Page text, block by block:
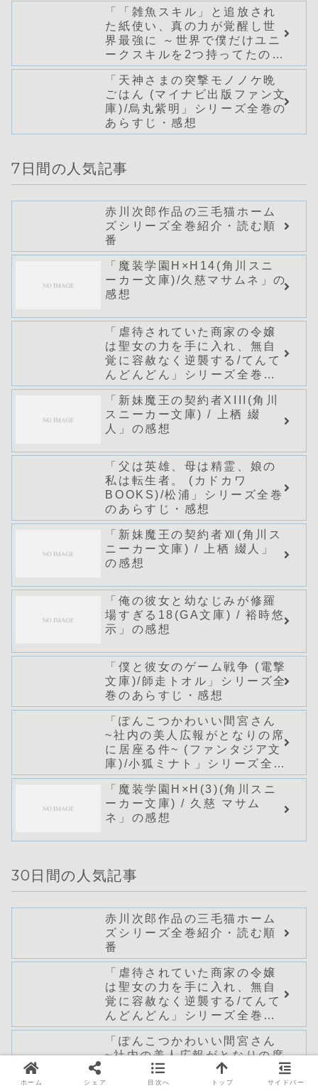
「「雑魚スキル」と追放され
た紙使い、真の力が覚醒し世
界最強に ～世界で僕だけユニ
ークスキルを2つ持ってたので
真の仲間と成り上がる～ (Mノ
ベルス)/桑野和明」シリーズ全
巻のあらすじ・感想
「天神さまの突撃モノノケ晩
ごはん (マイナビ出版ファン文
庫)/烏丸紫明」シリーズ全巻の
あらすじ・感想
7日間の人気記事
赤川次郎作品の三毛猫ホーム
ズシリーズ全巻紹介・読む順
番
「魔装学園H×H14(角川スニ
ーカー文庫)/久慈マサムネ」の
感想
「虐待されていた商家の令嬢
は聖女の力を手に入れ、無自
覚に容赦なく逆襲する/てんて
んどんどん」シリーズ全巻の
あらすじ・感想
「新妹魔王の契約者XIII(角川
スニーカー文庫) / 上栖 綴
人」の感想
「父は英雄、母は精霊、娘の
私は転生者。 (カドカワ
BOOKS)/松浦」シリーズ全巻
のあらすじ・感想
「新妹魔王の契約者Ⅻ(角川ス
ニーカー文庫) / 上栖 綴人」
の感想
「俺の彼女と幼なじみが修羅
場すぎる18(GA文庫) / 裕時悠
示」の感想
「僕と彼女のゲーム戦争 (電撃
文庫)/師走トオル」シリーズ全
巻のあらすじ・感想
「ぽんこつかわいい間宮さん
~社内の美人広報がとなりの席
に居座る件~ (ファンタジア文
庫)/小狐ミナト」シリーズ全巻
のあらすじ・感想
「魔装学園H×H(3)(角川スニ
ーカー文庫) / 久慈 マサム
ネ」の感想
30日間の人気記事
赤川次郎作品の三毛猫ホーム
ズシリーズ全巻紹介・読む順
番
「虐待されていた商家の令嬢
は聖女の力を手に入れ、無自
覚に容赦なく逆襲する/てんて
んどんどん」シリーズ全巻の
あらすじ・感想
「ぽんこつかわいい間宮さん
~社内の美人広報がとなりの席
に居座る件~ (ファンタジア文
庫)/小狐ミナト」シリーズ全巻
ホーム シェア 目次へ トップ サイドバー